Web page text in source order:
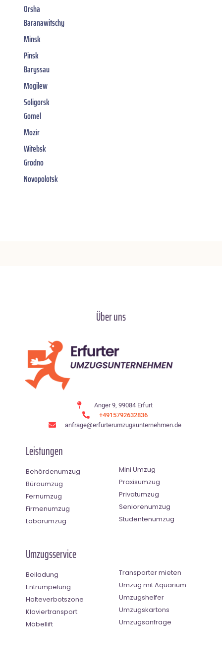
Orsha
Baranawitschy
Minsk
Pinsk
Baryssau
Mogilew
Soligorsk
Gomel
Mozir
Witebsk
Grodno
Novopolotsk
Über uns
Anger 9, 99084 Erfurt
+4915792632836
anfrage@erfurterumzugsunternehmen.de
Leistungen
Behördenumzug
Büroumzug
Fernumzug
Firmenumzug
Laborumzug
Mini Umzug
Praxisumzug
Privatumzug
Seniorenumzug
Studentenumzug
Umzugsservice
Beiladung
Entrümpelung
Halteverbotszone
Klaviertransport
Möbellift
Transporter mieten
Umzug mit Aquarium
Umzugshelfer
Umzugskartons
Umzugsanfrage